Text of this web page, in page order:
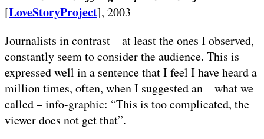
[LoveStoryProject], 2003
Journalists in contrast – at least the ones I observed,
constantly seem to consider the audience. This is
expressed well in a sentence that I feel I have heard a
million times, often, when I suggested an – what we
called – info-graphic: “This is too complicated, the
viewer does not get that”.